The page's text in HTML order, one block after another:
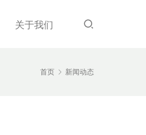
关于我们
首页 新闻动态